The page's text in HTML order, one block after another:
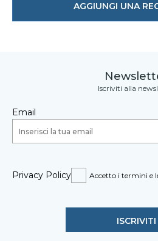
AGGIUNGI UNA
Iscriviti alla
Email
Privacy Policy Accetto i termini e